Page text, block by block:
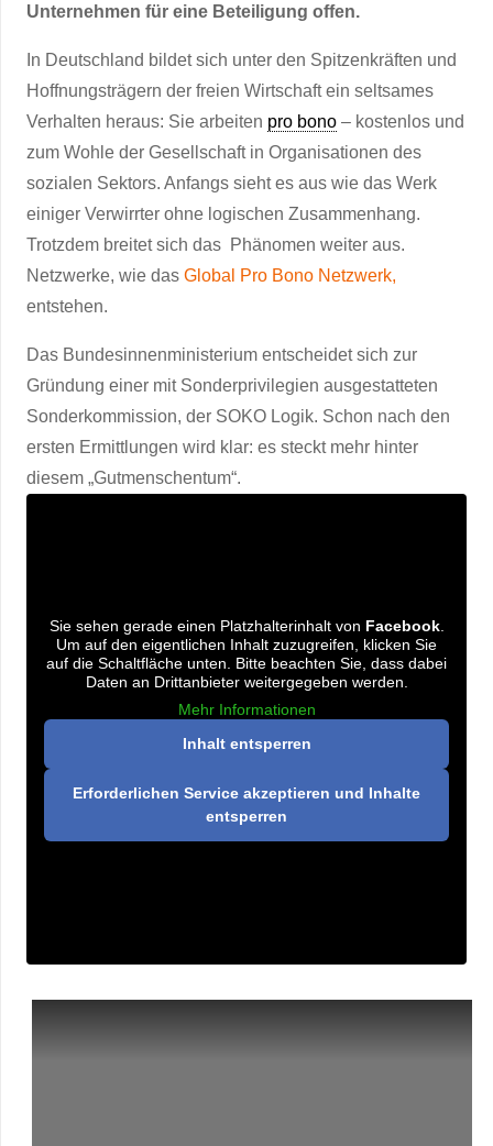
Unternehmen für eine Beteiligung offen.
In Deutschland bildet sich unter den Spitzenkräften und
Hoffnungsträgern der freien Wirtschaft ein seltsames
Verhalten heraus: Sie arbeiten pro bono – kostenlos und
zum Wohle der Gesellschaft in Organisationen des
sozialen Sektors. Anfangs sieht es aus wie das Werk
einiger Verwirrter ohne logischen Zusammenhang.
Trotzdem breitet sich das Phänomen weiter aus.
Netzwerke, wie das Global Pro Bono Netzwerk,
entstehen.
Das Bundesinnenministerium entscheidet sich zur
Gründung einer mit Sonderprivilegien ausgestatteten
Sonderkommission, der SOKO Logik. Schon nach den
ersten Ermittlungen wird klar: es steckt mehr hinter
diesem „Gutmenschentum“.
Sie sehen gerade einen Platzhalterinhalt von Facebook.
Um auf den eigentlichen Inhalt zuzugreifen, klicken Sie
auf die Schaltfläche unten. Bitte beachten Sie, dass dabei
Daten an Drittanbieter weitergegeben werden.
Mehr Informationen
Inhalt entsperren
Erforderlichen Service akzeptieren und Inhalte
entsperren